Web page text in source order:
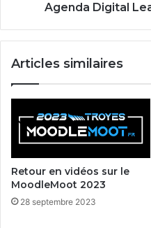
Agenda Digital
Articles similaires
Retour en vidéos sur le
MoodleMoot 2023
28 septembre 2023